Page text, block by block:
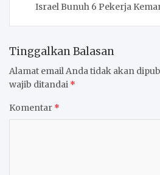
Israel Bunuh 6 Pekerja
Tinggalkan Balasan
Alamat email Anda tidak akan
wajib ditandai *
Komentar *